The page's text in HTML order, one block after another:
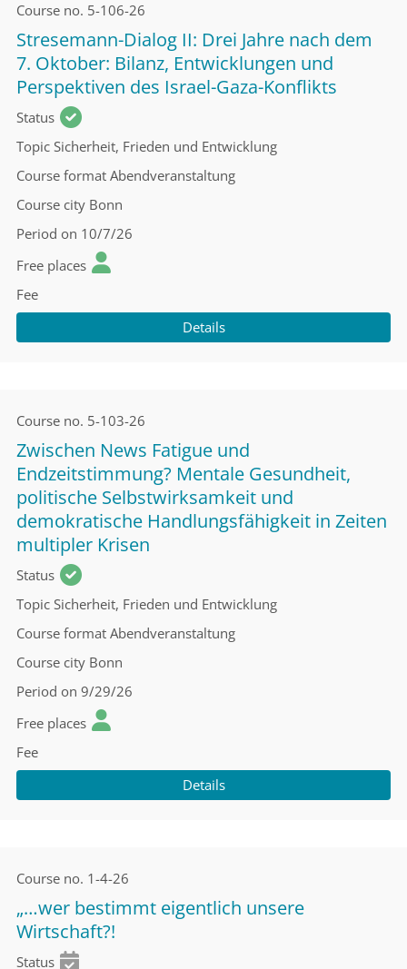
Course no. 5-106-26
Stresemann-Dialog II: Drei Jahre nach dem
7. Oktober: Bilanz, Entwicklungen und
Perspektiven des Israel-Gaza-Konflikts
Status
Topic Sicherheit, Frieden und Entwicklung
Course format Abendveranstaltung
Course city Bonn
Period on 10/7/26
Free places
Fee
Details
Course no. 5-103-26
Zwischen News Fatigue und
Endzeitstimmung? Mentale Gesundheit,
politische Selbstwirksamkeit und
demokratische Handlungsfähigkeit in Zeiten
multipler Krisen
Status
Topic Sicherheit, Frieden und Entwicklung
Course format Abendveranstaltung
Course city Bonn
Period on 9/29/26
Free places
Fee
Details
Course no. 1-4-26
„…wer bestimmt eigentlich unsere
Wirtschaft?!
Status